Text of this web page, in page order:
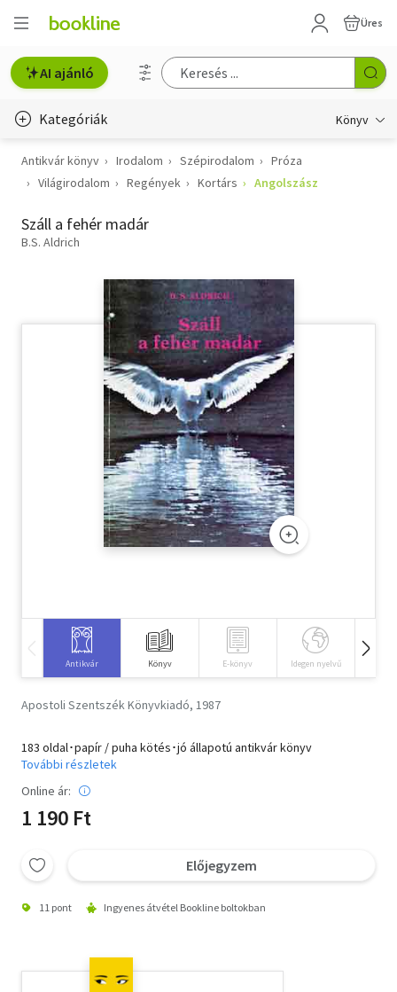
Üres
AI ajánló
Kategóriák Könyv
Életmód, egészség
Gyermek- és ifjúsági
Hobbi, szabadidő
Szótár, nyelvkönyv
Tankönyv, segédkönyv
Társadalomtudomány
Természettudomány
Vallás
Antikvár könyv Irodalom Szépirodalom
Próza
Világirodalom
Regények Kortárs Angolszász
Száll a fehér madár
B.S. Aldrich
Antikvár Könyv E-könyv Idegen nyelvű
Apostoli Szentszék Könyvkiadó, 1987
183 oldal･papír / puha kötés･jó állapotú antikvár könyv
További részletek
Online ár:
1 190 Ft
Előjegyzem
11 pont Ingyenes átvétel Bookline boltokban